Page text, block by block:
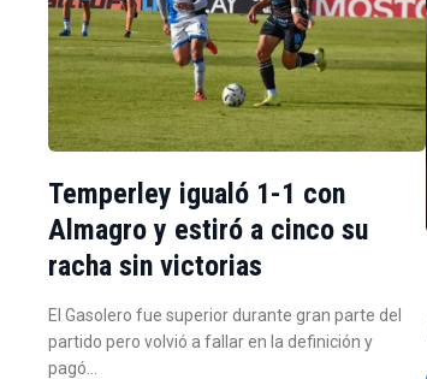
Temperley igualó 1-1 con
Almagro y estiró a cinco su
racha sin victorias
El Gasolero fue superior durante gran parte del
partido pero volvió a fallar en la definición y
pagó…